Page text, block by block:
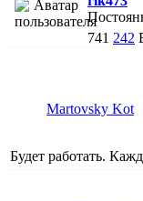
741 242
Martovsky Kot
Будет работать.